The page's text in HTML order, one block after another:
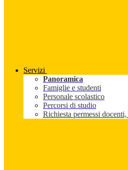
Servizi
Panoramica
Famiglie e studenti
Personale scolastico
Percorsi di studio
Richiesta permessi